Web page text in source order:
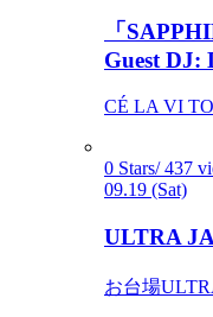
「
Guest DJ:
CÉ LA VI
0 Stars/ 437
09.19 (Sat)
ULTRA
お台場